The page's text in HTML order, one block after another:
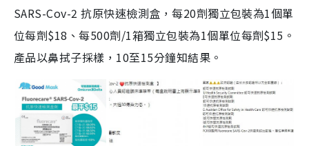
SARS-Cov-2 抗原快速檢測盒，每20劑獨立包裝為1個單
位每劑$18、每500劑/1箱獨立包裝為1個單位每劑$15。
產品以鼻拭子採樣，10至15分鐘知結果。